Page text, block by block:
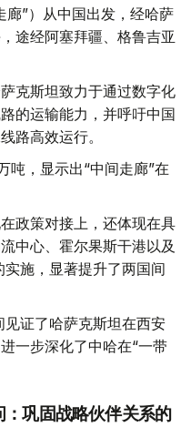
廊”）从中国出发，经哈萨
途经阿塞拜疆、格鲁吉亚
克斯坦致力于通过数字化
的运输能力，并呼吁中国
路高效运行。
吨，显示出“中间走廊”在
政策对接上，还体现在具
中心、霍尔果斯干港以及
施，显著提升了两国间
证了哈萨克斯坦在西安
一步深化了中哈在“一带
巩固战略伙伴关系的